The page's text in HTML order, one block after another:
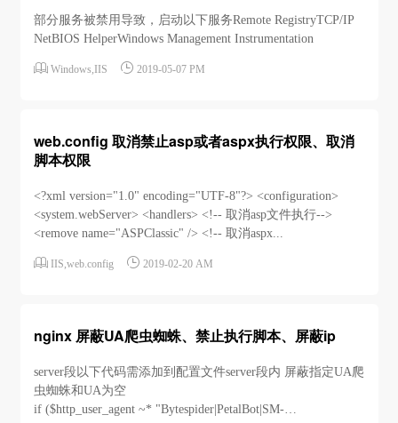
部分服务被禁用导致，启动以下服务Remote RegistryTCP/IP
NetBIOS HelperWindows Management Instrumentation
 Windows IIS  2019-05-07 PM
web.config 取消禁止asp或者aspx执行权限、取消
脚本权限
<?xml version="1.0" encoding="UTF-8"?> <configuration>
<system.webServer> <handlers> <!-- 取消asp文件执行-->
<remove name="ASPClassic" /> <!-- 取消aspx...
 IIS web.config  2019-02-20 AM
nginx 屏蔽UA爬虫蜘蛛、禁止执行脚本、屏蔽ip
server段以下代码需添加到配置文件server段内 屏蔽指定UA爬
虫蜘蛛和UA为空
if ($http_user_agent ~* "Bytespider|PetalBot|SM-